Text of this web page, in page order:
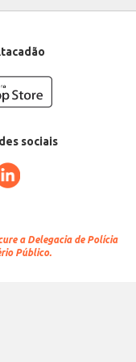
sociais
a Delegacia de Polícia
Público.